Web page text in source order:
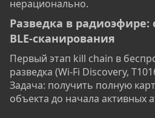
нерационально.
Разведка в радиоэфире:
BLE-сканирования​
Первый этап kill chain в
разведка (Wi-Fi Discovery,
Задача: получить полную
объекта до начала активных